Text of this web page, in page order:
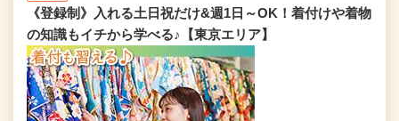
《登録制》入れる土日祝だけ&週1日～OK！着付けや着物
の知識もイチから学べる♪【東京エリア】